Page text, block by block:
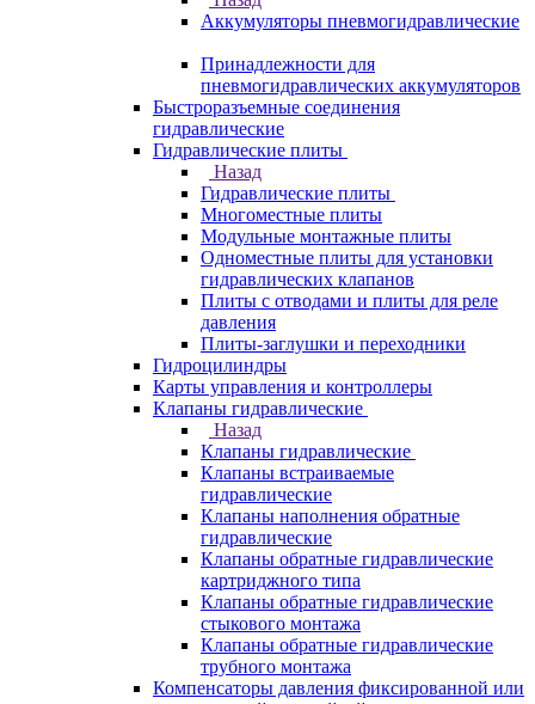
Аккумуляторы пневмогидравлические
Принадлежности для
пневмогидравлических аккумуляторов
Быстроразъемные соединения
гидравлические
Гидравлические плиты
Назад
Гидравлические плиты
Многоместные плиты
Модульные монтажные плиты
Одноместные плиты для установки
гидравлических клапанов
Плиты с отводами и плиты для реле
давления
Плиты-заглушки и переходники
Гидроцилиндры
Карты управления и контроллеры
Клапаны гидравлические
Назад
Клапаны гидравлические
Клапаны встраиваемые
гидравлические
Клапаны наполнения обратные
гидравлические
Клапаны обратные гидравлические
картриджного типа
Клапаны обратные гидравлические
стыкового монтажа
Клапаны обратные гидравлические
трубного монтажа
Компенсаторы давления фиксированной или